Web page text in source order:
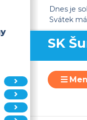
Dnes je
Svátek
SK